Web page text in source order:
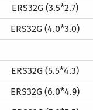
ERS32G (3.5*2.7)
ERS32G (4.0*3.0)
ERS32G (5.5*4.3)
ERS32G (6.0*4.9)